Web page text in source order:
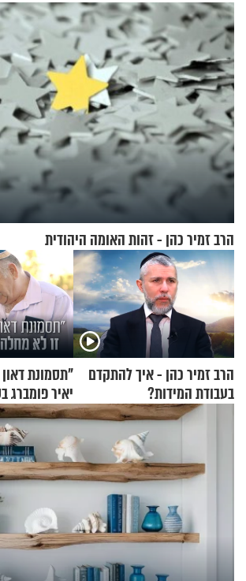
הרב זמיר כהן - זהות האומה היהודית
הרב זמיר כהן - איך להתקדם
בעבודת המידות?
"תסמונת
יאיר פומברג
מעורר